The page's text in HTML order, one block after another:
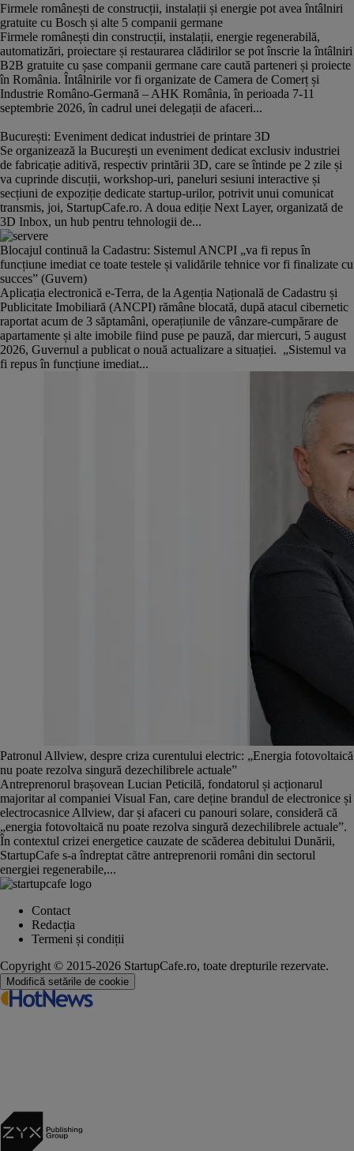
Firmele românești de construcții, instalații și energie pot avea întâlniri
gratuite cu Bosch și alte 5 companii germane
Firmele românești din construcții, instalații, energie regenerabilă,
automatizări, proiectare și restaurarea clădirilor se pot înscrie la întâlniri
B2B gratuite cu șase companii germane care caută parteneri și proiecte
în România. Întâlnirile vor fi organizate de Camera de Comerț și
Industrie Româno-Germană – AHK România, în perioada 7-11
septembrie 2026, în cadrul unei delegații de afaceri...
București: Eveniment dedicat industriei de printare 3D
Se organizează la București un eveniment dedicat exclusiv industriei
de fabricație aditivă, respectiv printării 3D, care se întinde pe 2 zile și
va cuprinde discuții, workshop-uri, paneluri sesiuni interactive și
secțiuni de expoziție dedicate startup-urilor, potrivit unui comunicat
transmis, joi, StartupCafe.ro. A doua ediție Next Layer, organizată de
3D Inbox, un hub pentru tehnologii de...
Blocajul continuă la Cadastru: Sistemul ANCPI „va fi repus în
funcțiune imediat ce toate testele și validările tehnice vor fi finalizate cu
succes” (Guvern)
Aplicația electronică e-Terra, de la Agenția Națională de Cadastru și
Publicitate Imobiliară (ANCPI) rămâne blocată, după atacul cibernetic
raportat acum de 3 săptamâni, operațiunile de vânzare-cumpărare de
apartamente și alte imobile fiind puse pe pauză, dar miercuri, 5 august
2026, Guvernul a publicat o nouă actualizare a situației. „Sistemul va
fi repus în funcțiune imediat...
Patronul Allview, despre criza curentului electric: „Energia fotovoltaică
nu poate rezolva singură dezechilibrele actuale”
Antreprenorul brașovean Lucian Peticilă, fondatorul și acționarul
majoritar al companiei Visual Fan, care deține brandul de electronice și
electrocasnice Allview, dar și afaceri cu panouri solare, consideră că
„energia fotovoltaică nu poate rezolva singură dezechilibrele actuale”.
În contextul crizei energetice cauzate de scăderea debitului Dunării,
StartupCafe s-a îndreptat către antreprenorii români din sectorul
energiei regenerabile,...
Contact
Redacția
Termeni și condiții
Copyright © 2015-2026 StartupCafe.ro, toate drepturile rezervate.
Modifică setările de cookie